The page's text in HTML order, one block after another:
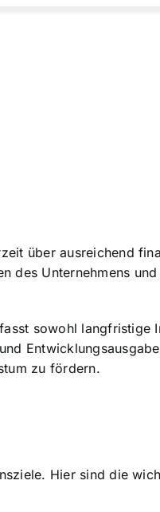
über ausreichend
des Unternehmens
sowohl langfristige
zu fördern.
Hier sind die